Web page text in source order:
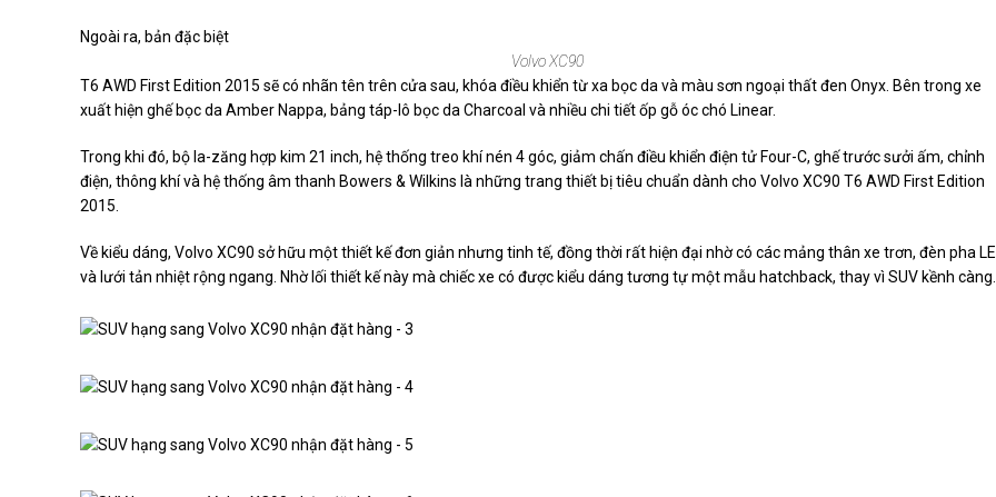
Ngoài ra, bản đặc biệt
Volvo XC90
T6 AWD First Edition 2015 sẽ có nhãn tên trên cửa sau, khóa điều khiển từ xa bọc da và màu sơn ngoại thất đen Onyx. Bên trong xe
xuất hiện ghế bọc da Amber Nappa, bảng táp-lô bọc da Charcoal và nhiều chi tiết ốp gỗ óc chó Linear.
Trong khi đó, bộ la-zăng hợp kim 21 inch, hệ thống treo khí nén 4 góc, giảm chấn điều khiển điện tử Four-C, ghế trước sưởi ấm, chỉnh
điện, thông khí và hệ thống âm thanh Bowers & Wilkins là những trang thiết bị tiêu chuẩn dành cho Volvo XC90 T6 AWD First Edition
2015.
Về kiểu dáng, Volvo XC90 sở hữu một thiết kế đơn giản nhưng tinh tế, đồng thời rất hiện đại nhờ có các mảng thân xe trơn, đèn pha
và lưới tản nhiệt rộng ngang. Nhờ lối thiết kế này mà chiếc xe có được kiểu dáng tương tự một mẫu hatchback, thay vì SUV kềnh càng.